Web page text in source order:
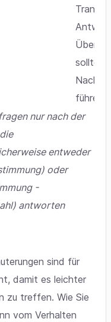
sollten
führen.
nur nach der
entweder
oder
-
antworten
sind für
damit es leichter
zu treffen. Wie Sie
vom Verhalten